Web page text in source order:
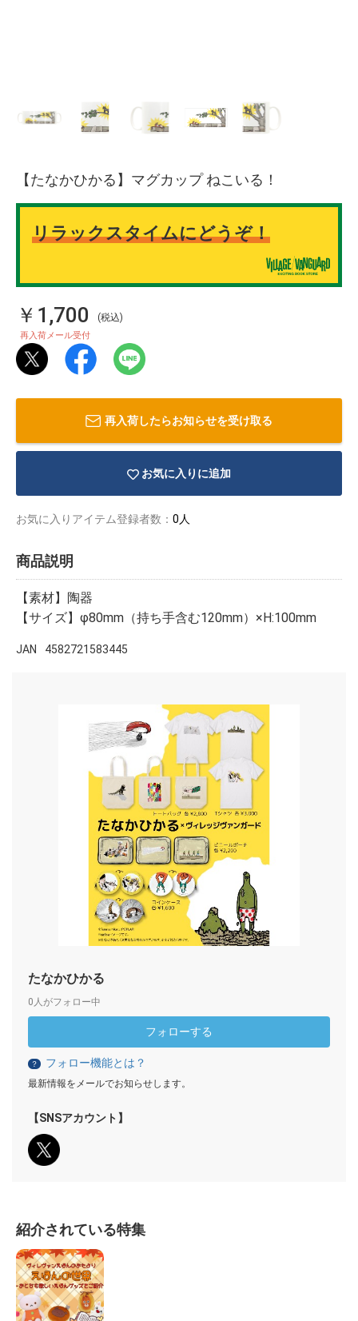
【たなかひかる】マグカップ ねこいる！
リラックスタイムにどうぞ！
￥1,700 (税込)
再入荷メール受付
再入荷したらお知らせを受け取る
お気に入りに追加
お気に入りアイテム登録者数： 0人
商品説明
【素材】陶器
【サイズ】φ80mm（持ち手含む120mm）×H:100mm
JAN 4582721583445
たなかひかる
0人がフォロー中
フォローする
？ フォロー機能とは？
最新情報をメールでお知らせします。
【SNSアカウント】
紹介されている特集
ーター
ッズ